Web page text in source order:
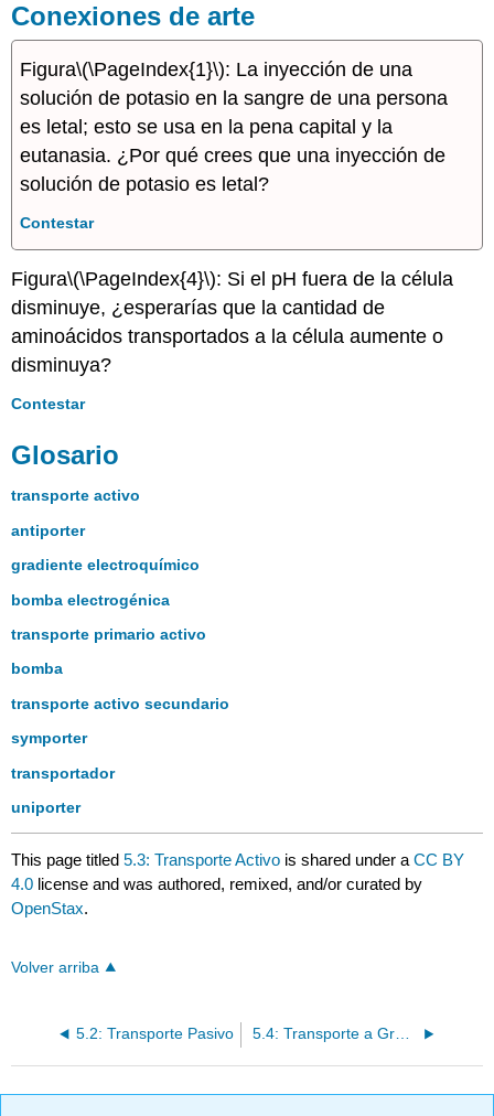
Conexiones de arte
Figura\(\PageIndex{1}\): La inyección de una
solución de potasio en la sangre de una persona
es letal; esto se usa en la pena capital y la
eutanasia. ¿Por qué crees que una inyección de
solución de potasio es letal?
Contestar
Figura\(\PageIndex{4}\): Si el pH fuera de la célula
disminuye, ¿esperarías que la cantidad de
aminoácidos transportados a la célula aumente o
disminuya?
Contestar
Glosario
transporte activo
antiporter
gradiente electroquímico
bomba electrogénica
transporte primario activo
bomba
transporte activo secundario
symporter
transportador
uniporter
This page titled5.3: Transporte Activo is shared under aCC BY
4.0 license and was authored, remixed, and/or curated by
OpenStax.
Volver arriba
5.2: Transporte Pasivo 5.4: Transporte a Granel